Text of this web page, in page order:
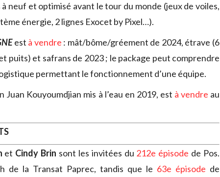
neuf et optimisé avant le tour du monde (jeux de voiles,
énergie, 2 lignes Exocet by Pixel…).
est à vendre : mât/bôme/gréement de 2024, étrave (6
puits) et safrans de 2023 ; le package peut comprendre
permettant le fonctionnement d’une équipe.
Juan Kouyoumdjian mis à l’eau en 2019, est à vendre au
et Cindy Brin sont les invitées du 212e épisode de Pos.
de la Transat Paprec, tandis que le 63e épisode de